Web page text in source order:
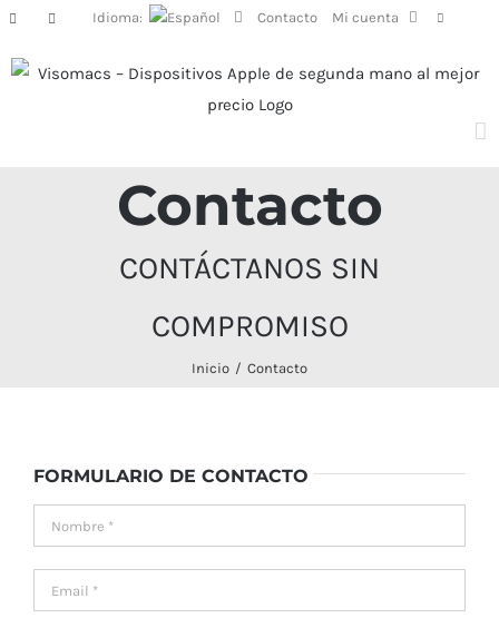
Saltar
contenido
Facebook InstagramIdioma: Contacto Mi cuenta
Contacto
CONTÁCTANOS SIN
COMPROMISO
Inicio Contacto
FORMULARIO DE CONTACTO